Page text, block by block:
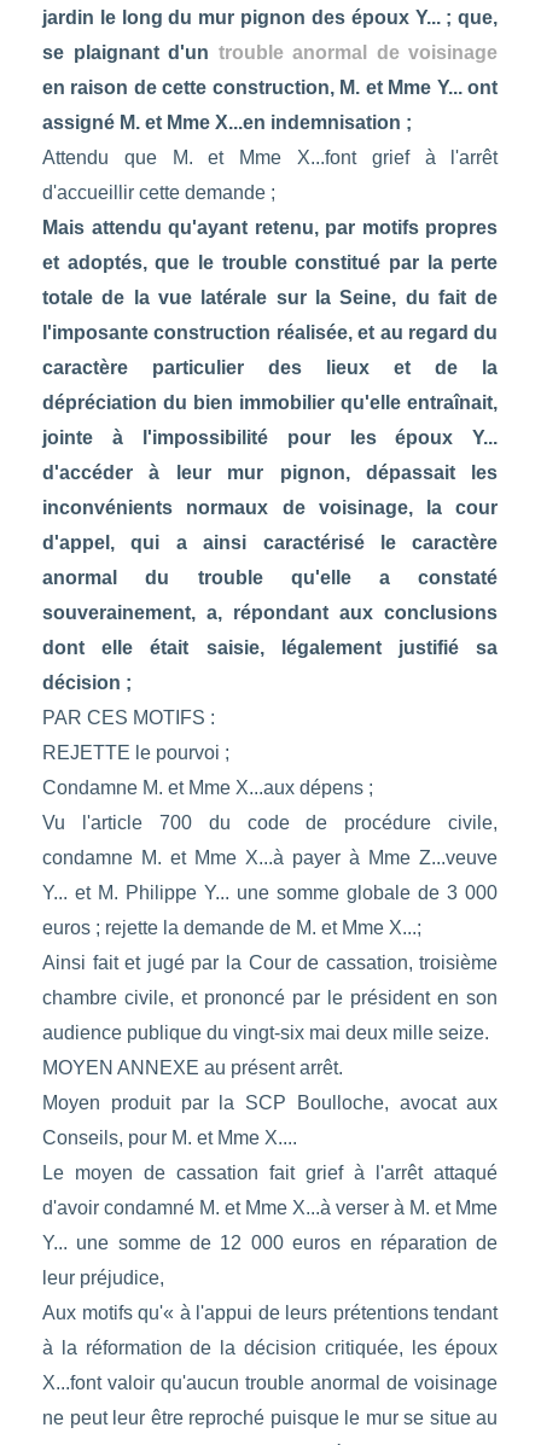
jardin le long du mur pignon des époux Y... ; que,
se plaignant d'un trouble anormal de voisinage
en raison de cette construction, M. et Mme Y... ont
assigné M. et Mme X...en indemnisation ;
Attendu que M. et Mme X...font grief à l'arrêt
d'accueillir cette demande ;
Mais attendu qu'ayant retenu, par motifs propres
et adoptés, que le trouble constitué par la perte
totale de la vue latérale sur la Seine, du fait de
l'imposante construction réalisée, et au regard du
caractère particulier des lieux et de la
dépréciation du bien immobilier qu'elle entraînait,
jointe à l'impossibilité pour les époux Y...
d'accéder à leur mur pignon, dépassait les
inconvénients normaux de voisinage, la cour
d'appel, qui a ainsi caractérisé le caractère
anormal du trouble qu'elle a constaté
souverainement, a, répondant aux conclusions
dont elle était saisie, légalement justifié sa
décision ;
PAR CES MOTIFS :
REJETTE le pourvoi ;
Condamne M. et Mme X...aux dépens ;
Vu l'article 700 du code de procédure civile,
condamne M. et Mme X...à payer à Mme Z...veuve
Y... et M. Philippe Y... une somme globale de 3 000
euros ; rejette la demande de M. et Mme X...;
Ainsi fait et jugé par la Cour de cassation, troisième
chambre civile, et prononcé par le président en son
audience publique du vingt-six mai deux mille seize.
MOYEN ANNEXE au présent arrêt.
Moyen produit par la SCP Boulloche, avocat aux
Conseils, pour M. et Mme X....
Le moyen de cassation fait grief à l'arrêt attaqué
d'avoir condamné M. et Mme X...à verser à M. et Mme
Y... une somme de 12 000 euros en réparation de
leur préjudice,
Aux motifs qu'« à l'appui de leurs prétentions tendant
à la réformation de la décision critiquée, les époux
X...font valoir qu'aucun trouble anormal de voisinage
ne peut leur être reproché puisque le mur se situe au